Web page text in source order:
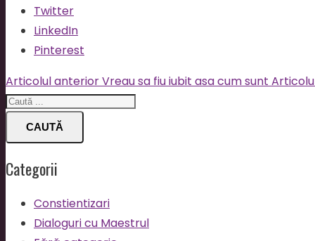
Twitter
LinkedIn
Pinterest
Articolul anteriorVreau sa fiu iubit asa cum sunt
CAUTĂ
Categorii
Constientizari
Dialoguri cu Maestrul